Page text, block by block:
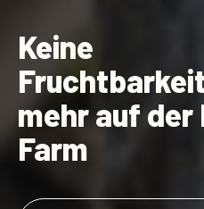
Keine
mehr auf
Farm